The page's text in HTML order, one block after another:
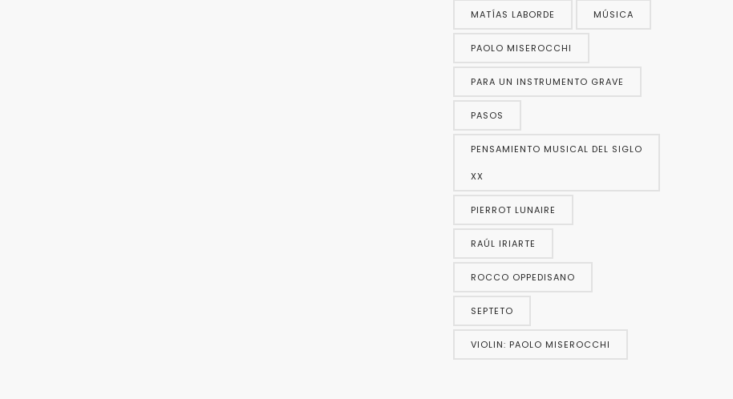
MATÍAS LABORDE MÚSICA
PAOLO MISEROCCHI
PARA UN INSTRUMENTO GRAVE
PASOS
PENSAMIENTO MUSICAL DEL SIGLO
XX
PIERROT LUNAIRE
RAÚL IRIARTE
ROCCO OPPEDISANO
SEPTETO
VIOLIN: PAOLO MISEROCCHI